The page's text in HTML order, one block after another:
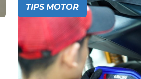
TIPS MOTOR